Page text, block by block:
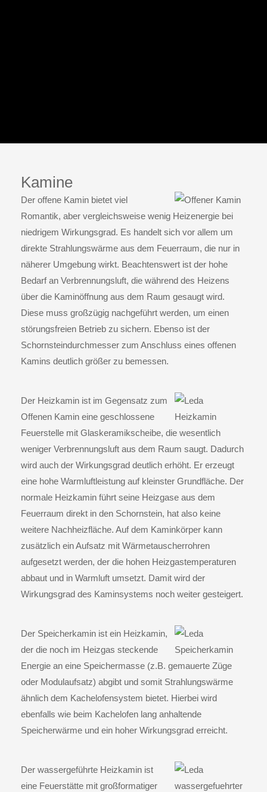
Kamine
Der offene Kamin bietet viel
Romantik, aber vergleichsweise wenig Heizenergie bei
niedrigem Wirkungsgrad. Es handelt sich vor allem um
direkte Strahlungswärme aus dem Feuerraum, die nur in
näherer Umgebung wirkt. Beachtenswert ist der hohe
Bedarf an Verbrennungsluft, die während des Heizens
über die Kaminöffnung aus dem Raum gesaugt wird.
Diese muss großzügig nachgeführt werden, um einen
störungsfreien Betrieb zu sichern. Ebenso ist der
Schornsteindurchmesser zum Anschluss eines offenen
Kamins deutlich größer zu bemessen.
Der Heizkamin ist im Gegensatz zum
Offenen Kamin eine geschlossene
Feuerstelle mit Glaskeramikscheibe, die wesentlich
weniger Verbrennungsluft aus dem Raum saugt. Dadurch
wird auch der Wirkungsgrad deutlich erhöht. Er erzeugt
eine hohe Warmluftleistung auf kleinster Grundfläche. Der
normale Heizkamin führt seine Heizgase aus dem
Feuerraum direkt in den Schornstein, hat also keine
weitere Nachheizfläche. Auf dem Kaminkörper kann
zusätzlich ein Aufsatz mit Wärmetauscherrohren
aufgesetzt werden, der die hohen Heizgastemperaturen
abbaut und in Warmluft umsetzt. Damit wird der
Wirkungsgrad des Kaminsystems noch weiter gesteigert.
Der Speicherkamin ist ein Heizkamin,
der die noch im Heizgas steckende
Energie an eine Speichermasse (z.B. gemauerte Züge
oder Modulaufsatz) abgibt und somit Strahlungswärme
ähnlich dem Kachelofensystem bietet. Hierbei wird
ebenfalls wie beim Kachelofen lang anhaltende
Speicherwärme und ein hoher Wirkungsgrad erreicht.
Der wassergeführte Heizkamin ist
eine Feuerstätte mit großformatiger